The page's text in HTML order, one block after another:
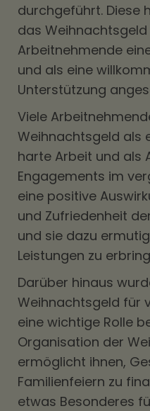
durchgeführt. Diese
das
Arbeitnehmende
und als eine
Unterstützung
Viele
Weihnachtsgeld als
harte Arbeit und als
Engagements im
eine positive
und Zufriedenheit
und sie dazu
Leistungen zu
Darüber hinaus
Weihnachtsgeld für
eine wichtige Rolle
Organisation der
ermöglicht ihnen,
Familienfeiern zu
etwas Besonderes